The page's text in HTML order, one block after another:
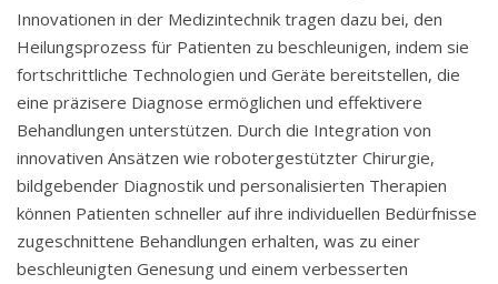
Innovationen in der Medizintechnik tragen dazu bei, den
Heilungsprozess für Patienten zu beschleunigen, indem sie
fortschrittliche Technologien und Geräte bereitstellen, die
eine präzisere Diagnose ermöglichen und effektivere
Behandlungen unterstützen. Durch die Integration von
innovativen Ansätzen wie robotergestützter Chirurgie,
bildgebender Diagnostik und personalisierten Therapien
können Patienten schneller auf ihre individuellen Bedürfnisse
zugeschnittene Behandlungen erhalten, was zu einer
beschleunigten Genesung und einem verbesserten